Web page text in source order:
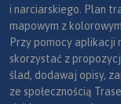
i narciarskiego. Plan
mapowym z
Przy pomocy aplikacji
skorzystać z
ślad, dodawaj opisy,
ze społecznością